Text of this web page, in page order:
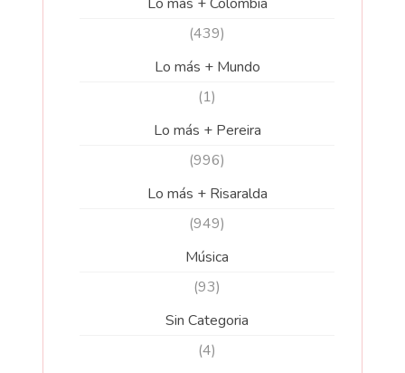
(439)
Lo más + Mundo
(1)
Lo más + Pereira
(996)
Lo más + Risaralda
(949)
Música
(93)
Sin Categoria
(4)